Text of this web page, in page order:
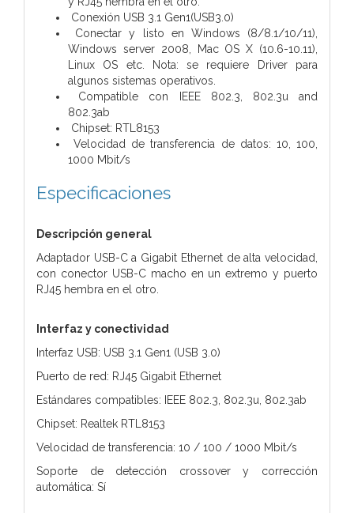
Conexión USB 3.1 Gen1(USB3.0)
Conectar y listo en Windows (8/8.1/10/11),
Windows server 2008, Mac OS X (10.6-10.11),
Linux OS etc. Nota: se requiere Driver para
algunos sistemas operativos.
Compatible con IEEE 802.3, 802.3u and
802.3ab
Chipset: RTL8153
Velocidad de transferencia de datos: 10, 100,
1000 Mbit/s
Especificaciones
Descripción general
Adaptador USB-C a Gigabit Ethernet de alta velocidad,
con conector USB-C macho en un extremo y puerto
RJ45 hembra en el otro.
Interfaz y conectividad
Interfaz USB: USB 3.1 Gen1 (USB 3.0)
Puerto de red: RJ45 Gigabit Ethernet
Estándares compatibles: IEEE 802.3, 802.3u, 802.3ab
Chipset: Realtek RTL8153
Velocidad de transferencia: 10 / 100 / 1000 Mbit/s
Soporte de detección crossover y corrección
automática: Sí